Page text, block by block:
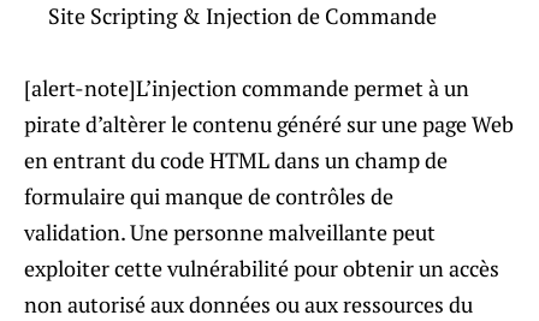
Site Scripting & Injection de Commande
[alert-note]L’injection commande permet à un
pirate d’altèrer le contenu généré sur une page Web
en entrant du code HTML dans un champ de
formulaire qui manque de contrôles de
validation. Une personne malveillante peut
exploiter cette vulnérabilité pour obtenir un accès
non autorisé aux données ou aux ressources du